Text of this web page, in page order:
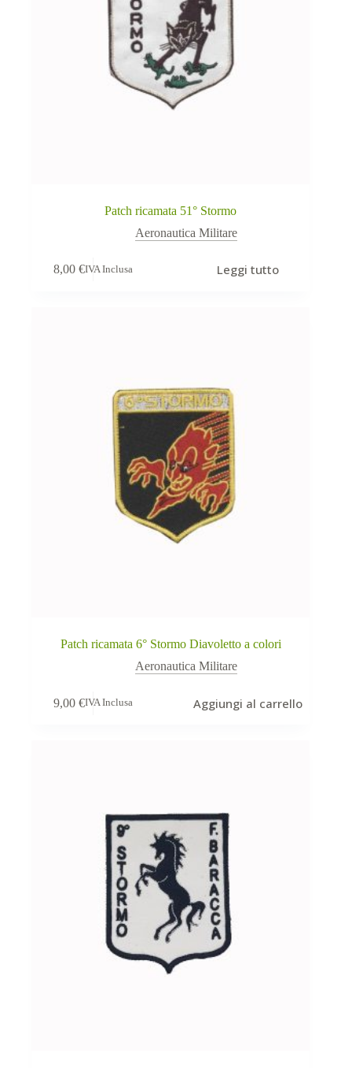
Patch ricamata 51° Stormo
Aeronautica Militare
8,00€IVA Inclusa Leggi tutto
Patch ricamata 6° Stormo Diavoletto a colori
Aeronautica Militare
9,00€IVA Inclusa Aggiungi al carrello